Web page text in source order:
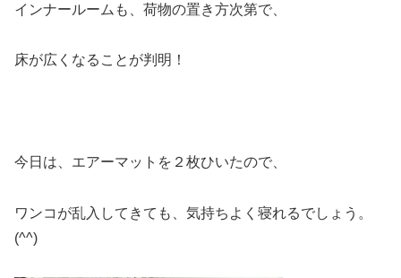
インナールームも、荷物の置き方次第で、
床が広くなることが判明！
今日は、エアーマットを２枚ひいたので、
ワンコが乱入してきても、気持ちよく寝れるでしょう。
(^^)